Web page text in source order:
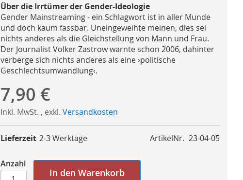
Über die Irrtümer der Gender-Ideologie
Gender Mainstreaming - ein Schlagwort ist in aller Munde
und doch kaum fassbar. Uneingeweihte meinen, dies sei
nichts anderes als die Gleichstellung von Mann und Frau.
Der Journalist Volker Zastrow warnte schon 2006, dahinter
verberge sich nichts anderes als eine ›politische
Geschlechtsumwandlung‹.
7,90 €
Inkl. MwSt. , exkl. Versandkosten
ArtikelNr. 23-04-05
Lieferzeit 2-3 Werktage
Anzahl
In den Warenkorb